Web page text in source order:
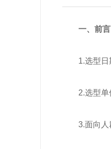
一、前言
1.选型
2.选型
3.面向